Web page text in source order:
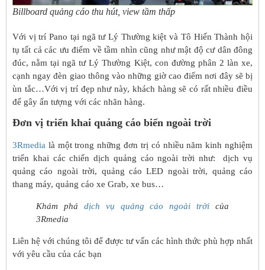
Billboard quảng cáo thu hút, view tầm thấp
Với vị trí Pano tại ngã tư Lý Thường kiệt và Tô Hiến Thành hội
tụ tất cả các ưu điểm về tầm nhìn cũng như mật độ cư dân đông
đúc, nằm tại ngã tư Lý Thường Kiệt, con đường phân 2 làn xe,
cạnh ngay đèn giao thông vào những giờ cao điểm nơi đây sẽ bị
ùn tắc…Với vị trí đẹp như này, khách hàng sẽ có rất nhiều điều
để gây ấn tượng với các nhãn hàng.
Đơn vị triển khai quảng cáo biển ngoài trời
3Rmedia là một trong những đơn trị có nhiều năm kinh nghiệm
triển khai các chiến dịch quảng cáo ngoài trời như: dịch vụ
quảng cáo ngoài trời, quảng cáo LED ngoài trời, quảng cáo
thang máy, quảng cáo xe Grab, xe bus…
Khám phá dịch vụ quảng cáo ngoài trời của
3Rmedia
Liên hệ với chúng tôi để được tư vấn các hình thức phù hợp nhất
với yêu cầu của các bạn